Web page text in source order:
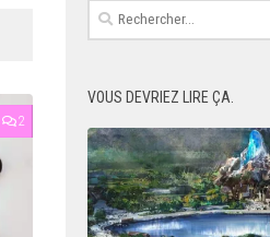
2
Rechercher :
VOUS DEVRIEZ LIRE ÇA.